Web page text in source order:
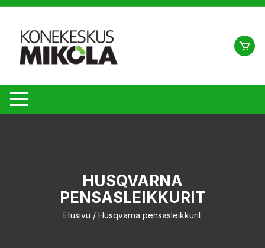
Siirry
sisältöön
HUSQVARNA
PENSASLEIKKURIT
Etusivu / Husqvarna pensasleikkurit